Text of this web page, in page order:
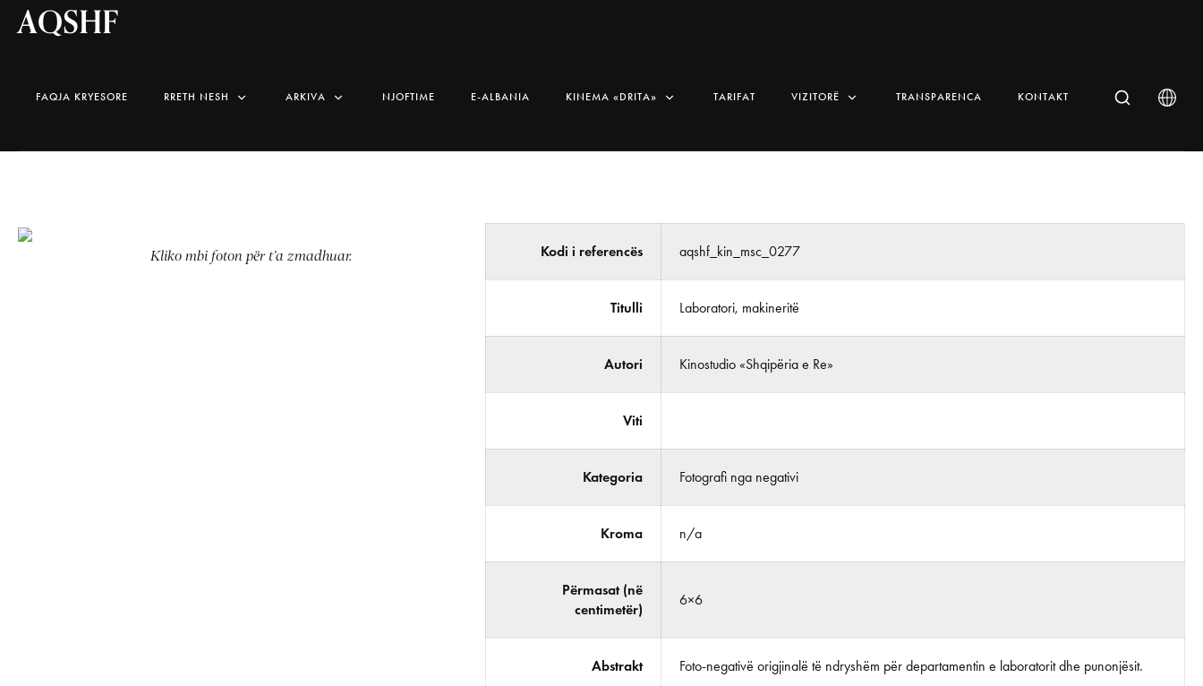
AQSHF
FAQJA KRYESORE RRETH NESH ARKIVA NJOFTIME E-ALBANIA KINEMA «DRITA» TARIFAT VIZITORË TRANSPARENCA KONTAKT
Kliko mbi foton për t’a zmadhuar. Kodi i referencës aqshf_kin_msc_0277
Titulli Laboratori, makineritë
Autori Kinostudio «Shqipëria e Re»
Viti
Kategoria Fotografi nga negativi
Kroma n/a
Përmasat (në
centimetër)
6×6
Abstrakt Foto-negativë origjinalë të ndryshëm për departamentin e laboratorit dhe punonjësit.